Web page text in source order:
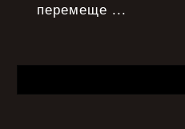
перемеще ...